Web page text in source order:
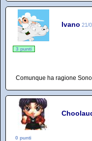
Ivano 21/
3 punti
Comunque ha ragione
0 punti